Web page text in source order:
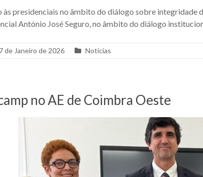
presidenciais no âmbito do diálogo sobre integridade
António José Seguro, no âmbito do diálogo
de Janeiro de 2026 Notícias
no AE de Coimbra Oeste